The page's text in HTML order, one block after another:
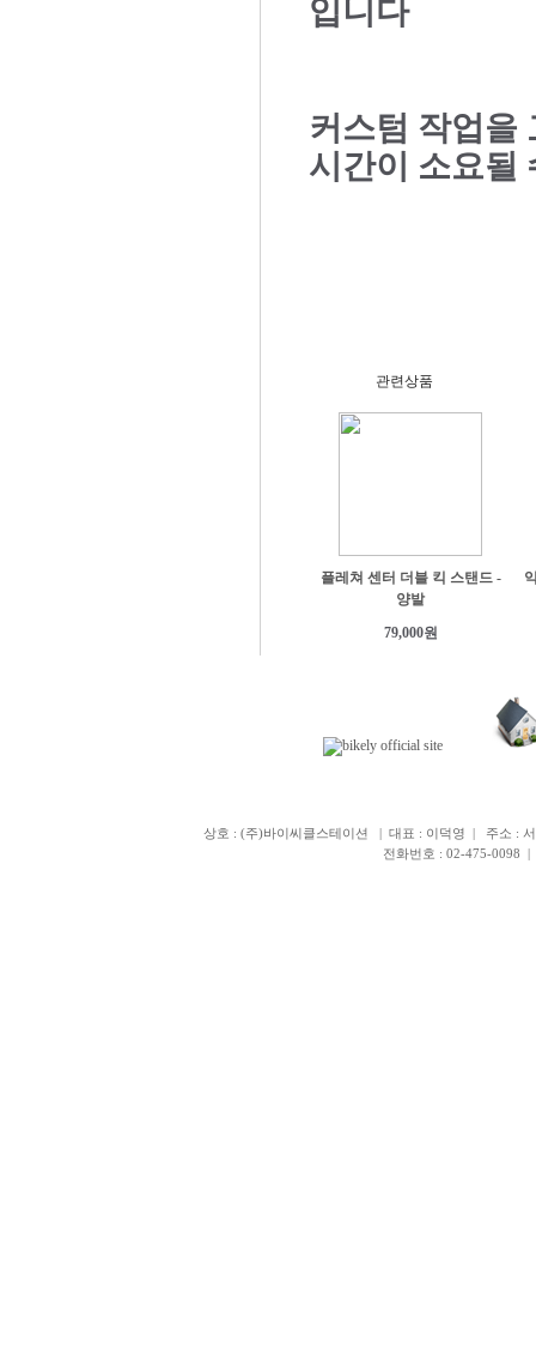
입니다
커스텀 작업을
시간이 소요될
관련상품
플레쳐 센터 더블 킥 스탠드 -
양발
79,000원
상호 : (주)바이씨클스테이션 | 대표 : 이덕영 | 주소 : 서
전화번호 : 02-475-0098